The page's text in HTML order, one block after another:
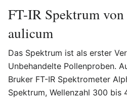
FT-IR Spektrum
aulicum
Das Spektrum ist als erster
Unbehandelte Pollenproben.
Bruker FT-IR Spektrometer
Spektrum, Wellenzahl 300 bis